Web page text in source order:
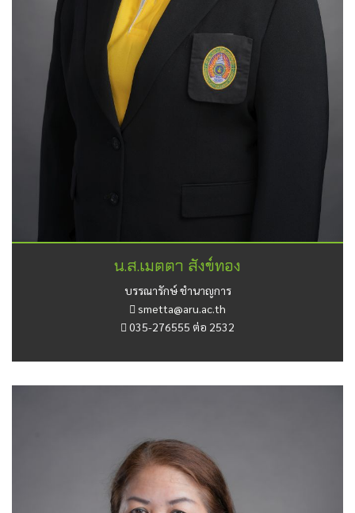
น.ส.เมตตา สังข์ทอง
บรรณารักษ์ ชำนาญการ
smetta@aru.ac.th
035-276555 ต่อ 2532